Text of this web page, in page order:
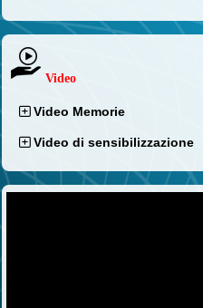
Video
Video Memorie
Video di sensibilizzazione